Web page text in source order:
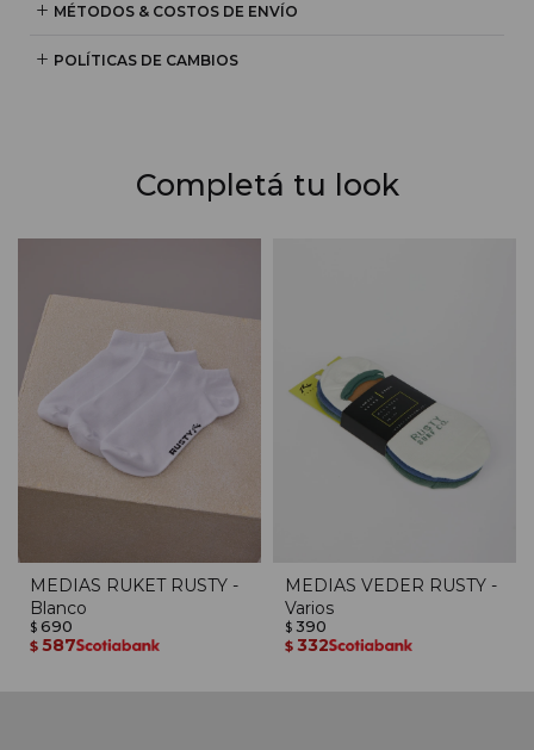
MÉTODOS & COSTOS DE ENVÍO
POLÍTICAS DE CAMBIOS
Completá tu look
MEDIAS RUKET RUSTY -
Blanco
$ 690
$ 587
MEDIAS VEDER RUSTY -
Varios
$ 390
$ 332